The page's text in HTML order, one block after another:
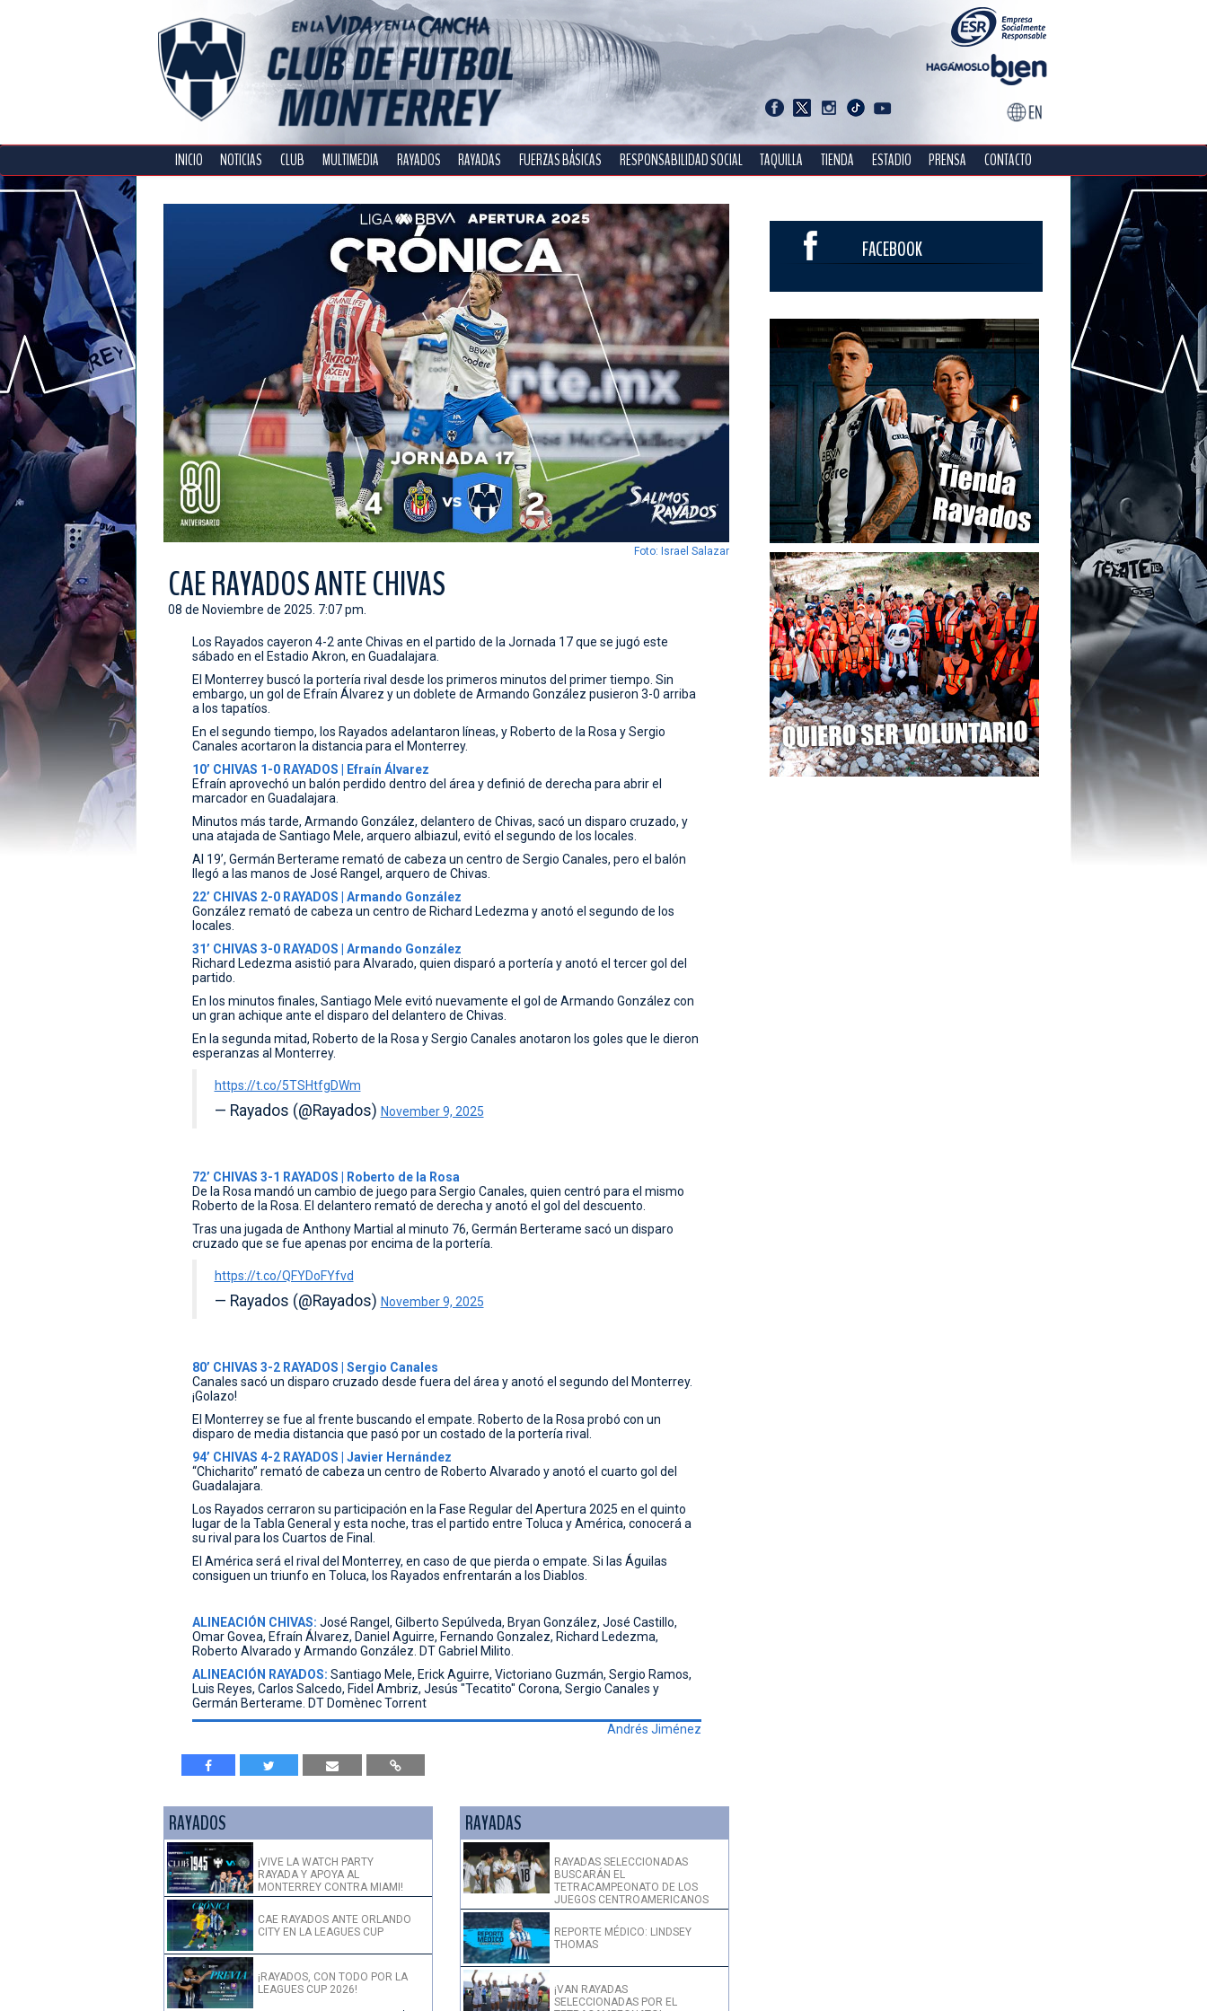
INICIO NOTICIAS CLUB MULTIMEDIA RAYADOS RAYADAS FUERZAS BÁSICAS RESPONSABILIDAD SOCIAL TAQUILLA TIENDA ESTADIO PRENSA CONTACTO
Foto: Israel Salazar
CAE RAYADOS ANTE CHIVAS
08 de Noviembre de 2025. 7:07 pm.
Los Rayados cayeron 4-2 ante Chivas en el partido de la Jornada 17 que se jugó este
sábado en el Estadio Akron, en Guadalajara.
El Monterrey buscó la portería rival desde los primeros minutos del primer tiempo. Sin
embargo, un gol de Efraín Álvarez y un doblete de Armando González pusieron 3-0 arriba
a los tapatíos.
En el segundo tiempo, los Rayados adelantaron líneas, y Roberto de la Rosa y Sergio
Canales acortaron la distancia para el Monterrey.
10’ CHIVAS 1-0 RAYADOS | Efraín Álvarez
Efraín aprovechó un balón perdido dentro del área y definió de derecha para abrir el
marcador en Guadalajara.
Minutos más tarde, Armando González, delantero de Chivas, sacó un disparo cruzado, y
una atajada de Santiago Mele, arquero albiazul, evitó el segundo de los locales.
Al 19’, Germán Berterame remató de cabeza un centro de Sergio Canales, pero el balón
llegó a las manos de José Rangel, arquero de Chivas.
22’ CHIVAS 2-0 RAYADOS | Armando González
González remató de cabeza un centro de Richard Ledezma y anotó el segundo de los
locales.
31’ CHIVAS 3-0 RAYADOS | Armando González
Richard Ledezma asistió para Alvarado, quien disparó a portería y anotó el tercer gol del
partido.
En los minutos finales, Santiago Mele evitó nuevamente el gol de Armando González con
un gran achique ante el disparo del delantero de Chivas.
En la segunda mitad, Roberto de la Rosa y Sergio Canales anotaron los goles que le dieron
esperanzas al Monterrey.
https://t.co/5TSHtfgDWm
— Rayados (@Rayados) November 9, 2025
72’ CHIVAS 3-1 RAYADOS | Roberto de la Rosa
De la Rosa mandó un cambio de juego para Sergio Canales, quien centró para el mismo
Roberto de la Rosa. El delantero remató de derecha y anotó el gol del descuento.
Tras una jugada de Anthony Martial al minuto 76, Germán Berterame sacó un disparo
cruzado que se fue apenas por encima de la portería.
https://t.co/QFYDoFYfvd
— Rayados (@Rayados) November 9, 2025
80’ CHIVAS 3-2 RAYADOS | Sergio Canales
Canales sacó un disparo cruzado desde fuera del área y anotó el segundo del Monterrey.
¡Golazo!
El Monterrey se fue al frente buscando el empate. Roberto de la Rosa probó con un
disparo de media distancia que pasó por un costado de la portería rival.
94’ CHIVAS 4-2 RAYADOS | Javier Hernández
“Chicharito” remató de cabeza un centro de Roberto Alvarado y anotó el cuarto gol del
Guadalajara.
Los Rayados cerraron su participación en la Fase Regular del Apertura 2025 en el quinto
lugar de la Tabla General y esta noche, tras el partido entre Toluca y América, conocerá a
su rival para los Cuartos de Final.
El América será el rival del Monterrey, en caso de que pierda o empate. Si las Águilas
consiguen un triunfo en Toluca, los Rayados enfrentarán a los Diablos.
ALINEACIÓN CHIVAS: José Rangel, Gilberto Sepúlveda, Bryan González, José Castillo,
Omar Govea, Efraín Álvarez, Daniel Aguirre, Fernando Gonzalez, Richard Ledezma,
Roberto Alvarado y Armando González. DT Gabriel Milito.
ALINEACIÓN RAYADOS: Santiago Mele, Erick Aguirre, Victoriano Guzmán, Sergio Ramos,
Luis Reyes, Carlos Salcedo, Fidel Ambriz, Jesús "Tecatito" Corona, Sergio Canales y
Germán Berterame. DT Domènec Torrent
Andrés Jiménez
RAYADOS
¡VIVE LA WATCH PARTY
RAYADA Y APOYA AL
MONTERREY CONTRA MIAMI!
CAE RAYADOS ANTE ORLANDO
CITY EN LA LEAGUES CUP
¡RAYADOS, CON TODO POR LA
LEAGUES CUP 2026!
RAYADAS
RAYADAS SELECCIONADAS
BUSCARÁN EL
TETRACAMPEONATO DE LOS
JUEGOS CENTROAMERICANOS
REPORTE MÉDICO: LINDSEY
THOMAS
¡VAN RAYADAS
SELECCIONADAS POR EL
FACEBOOK